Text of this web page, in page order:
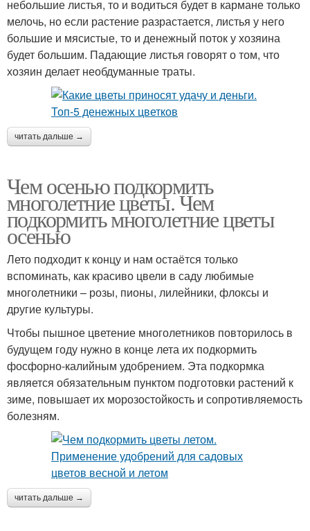
небольшие листья, то и водиться будет в кармане только
мелочь, но если растение разрастается, листья у него
большие и мясистые, то и денежный поток у хозяина
будет большим. Падающие листья говорят о том, что
хозяин делает необдуманные траты.
читать дальше →
Чем осенью подкормить
многолетние цветы. Чем
подкормить многолетние цветы
осенью
Лето подходит к концу и нам остаётся только
вспоминать, как красиво цвели в саду любимые
многолетники – розы, пионы, лилейники, флоксы и
другие культуры.
Чтобы пышное цветение многолетников повторилось в
будущем году нужно в конце лета их подкормить
фосфорно-калийным удобрением. Эта подкормка
является обязательным пунктом подготовки растений к
зиме, повышает их морозостойкость и сопротивляемость
болезням.
читать дальше →